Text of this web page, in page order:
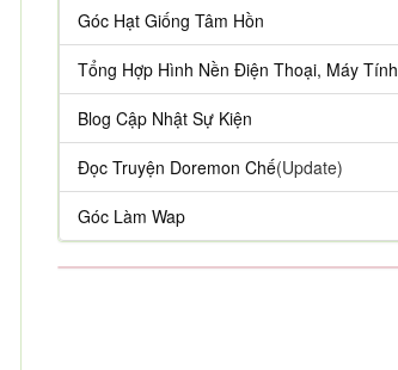
Góc Hạt Giống Tâm Hồn
Tổng Hợp Hình Nền Điện Thoại, Máy Tính
Blog Cập Nhật Sự Kiện
Đọc Truyện Doremon Chế(Update)
Góc Làm Wap